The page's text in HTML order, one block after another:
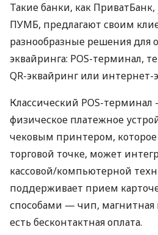
Такие банки, как ПриватБанк,
ПУМБ, предлагают своим
разнообразные решения для
эквайринга: POS-терминал,
QR-эквайринг или интернет-
Классический POS-терминал
физическое платежное
чековым принтером, которое
торговой точке, может
кассовой/компьютерной
поддерживает прием
способами — чип, магнитная
есть бесконтактная оплата.